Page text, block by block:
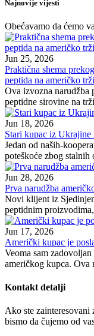
Najnovije vijesti
Obećavamo da ćemo
Jun 25, 2026
Praktična shema
peptida na američko
Ova izvozna narudžba
peptidne sirovine na
Jun 18, 2026
Stari kupac iz Ukrajine
Jedan od naših-
poteškoće zbog stalnih
Jun 28, 2026
Prva narudžba
Novi klijent iz
peptidnim
Jun 17, 2026
Američki kupac je
Veoma sam
američkog kupca. Ova
Kontakt detalji
Ako ste zainteresovani
bismo da čujemo od